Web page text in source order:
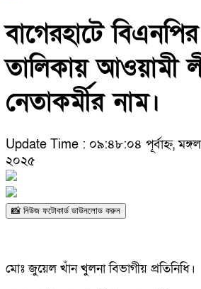
বাগেরহাটে
তালিকায় আওয়ামী
নেতাকর্মীর নাম।
Update Time : ০৯:৪৮:০৪ পূর্বাহ্ন,
২০২৫
📸 নিউজ ফটোকার্ড ডাউনলোড করুন
মোঃ জুয়েল খাঁন খুলনা বিভাগীয় প্রতিনিধি।